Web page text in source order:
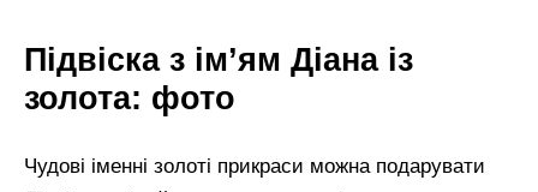
Підвіска з ім’ям Діана із
золота: фото
Чудові іменні золоті прикраси можна подарувати